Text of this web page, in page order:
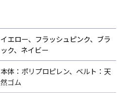
イエロー、フラッシュピンク、ブラ
ック、ネイビー
本体：ポリプロピレン、ベルト：天
然ゴム